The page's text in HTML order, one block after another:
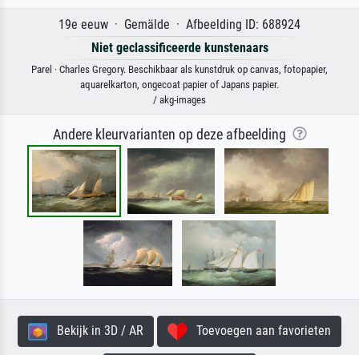
19e eeuw · Gemälde · Afbeelding ID: 688924
Niet geclassificeerde kunstenaars
Parel · Charles Gregory. Beschikbaar als kunstdruk op canvas, fotopapier,
aquarelkarton, ongecoat papier of Japans papier.
/ akg-images
Andere kleurvarianten op deze afbeelding
Bekijk in 3D / AR Toevoegen aan favorieten